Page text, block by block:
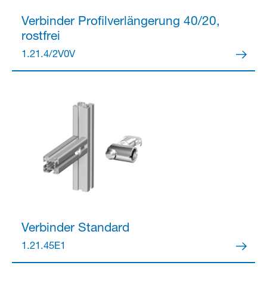
VerbinderProfilverlängerung 40/20,
rostfrei
1.21.4/2V0V
VerbinderStandard
1.21.45E1
Partner Login
Anmelden